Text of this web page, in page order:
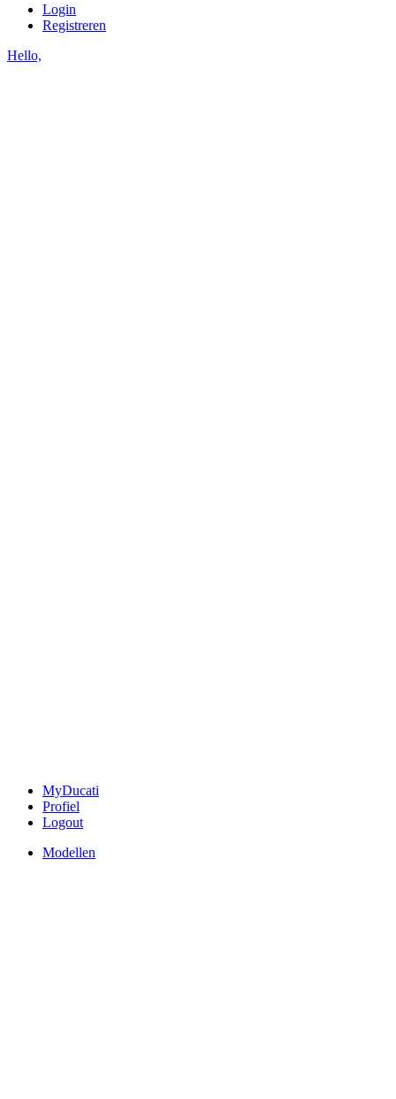
Login
Registreren
Hello,
MyDucati
Profiel
Logout
Modellen